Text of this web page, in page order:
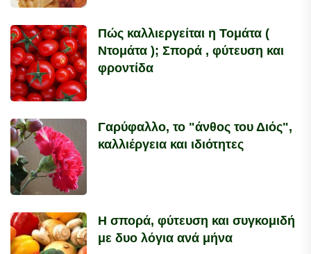
Πώς καλλιεργείται η Τομάτα (
Ντομάτα ); Σπορά , φύτευση και
φροντίδα
Γαρύφαλλο, το "άνθος του Διός",
καλλιέργεια και ιδιότητες
Η σπορά, φύτευση και συγκομιδή
με δυο λόγια ανά μήνα